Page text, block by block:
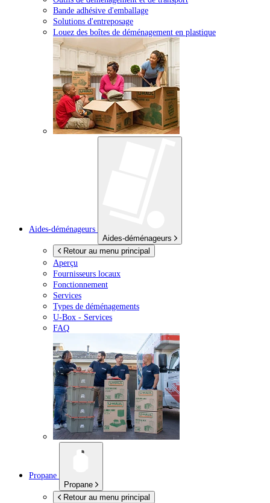
Bande adhésive d'emballage
Solutions d'entreposage
Louez des boîtes de déménagement en plastique
Aides-déménageurs
Aides-déménageurs
Retour au menu principal
Aperçu
Fournisseurs locaux
Fonctionnement
Services
Types de déménagements
U-Box - Services
FAQ
Propane
Propane
Retour au menu principal